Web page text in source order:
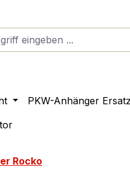
PKW-Anhänger
Rocko